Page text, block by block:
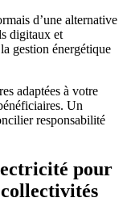
d’une alternative
digitaux et
gestion énergétique
adaptées à votre
Un
responsabilité
pour